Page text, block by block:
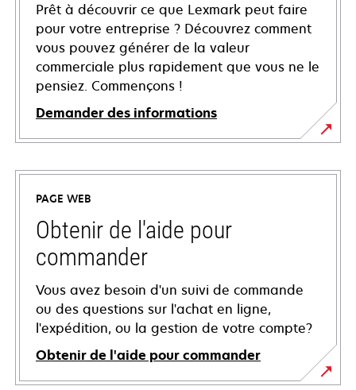
Prêt à découvrir ce que Lexmark peut faire
pour votre entreprise ? Découvrez comment
vous pouvez générer de la valeur
commerciale plus rapidement que vous ne le
pensiez. Commençons !
Demander des informations
PAGE WEB
Obtenir de l'aide pour
commander
Vous avez besoin d'un suivi de commande
ou des questions sur l'achat en ligne,
l'expédition, ou la gestion de votre compte?
Obtenir de l'aide pour commander